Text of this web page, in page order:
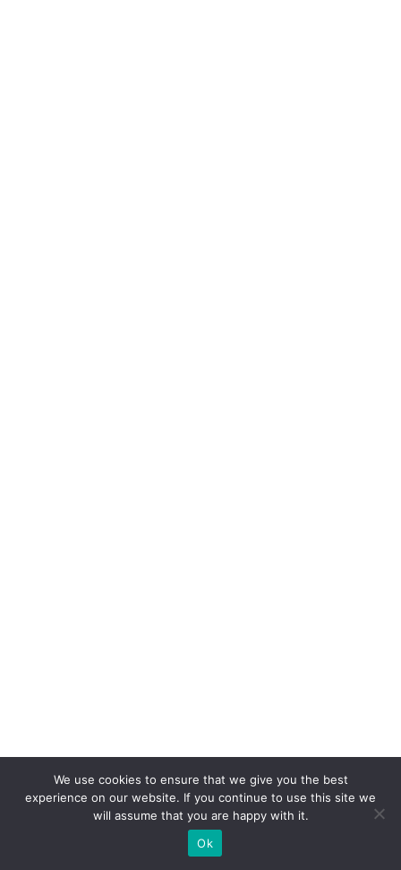
We use cookies to ensure that we give you the best
experience on our website. If you continue to use this site we
will assume that you are happy with it.
Ok